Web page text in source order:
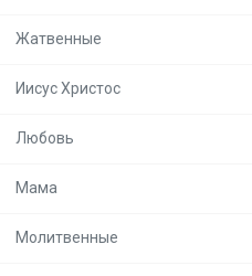
Жатвенные
Иисус Христос
Любовь
Мама
Молитвенные